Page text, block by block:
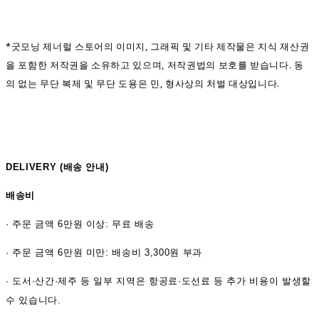
*굿모닝 제너럴 스토어의 이미지, 그래픽 및 기타 제작물은 지식 재산권
을 포함한 저작권을 소유하고 있으며, 저작권법의 보호를 받습니다. 동
의 없는 무단 복제 및 무단 도용은 민, 형사상의 처벌 대상입니다.
DELIVERY (배송 안내)
배송비
· 주문 금액 6만원 이상: 무료 배송
· 주문 금액 6만원 미만: 배송비 3,300원 부과
· 도서·산간·제주 등 일부 지역은 항공료·도선료 등 추가 비용이 발생할
수 있습니다.